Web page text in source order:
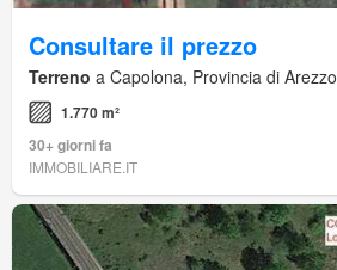
Consultare il prezzo
Terreno a Capolona, Provincia di Arezzo
1.770 m²
30+ giorni fa
IMMOBILIARE.IT